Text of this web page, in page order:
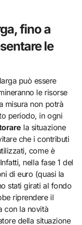
fino a
le
può essere
le risorse
misura non potrà
periodo, in ogni
la situazione
che i contributi
come è
nella fase 1 del
di euro (quasi la
stati girati al fondo
riprendere il
con la novità
della situazione